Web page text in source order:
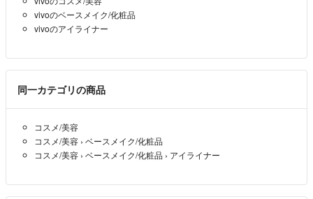
vivoのベースメイク/化粧品
vivoのアイライナー
同一カテゴリの商品
コスメ/美容
コスメ/美容 › ベースメイク/化粧品
コスメ/美容 › ベースメイク/化粧品 › アイライナー